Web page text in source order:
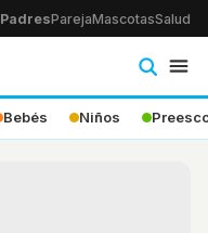
PadresParejaMascotasSalud
Bebés Niños